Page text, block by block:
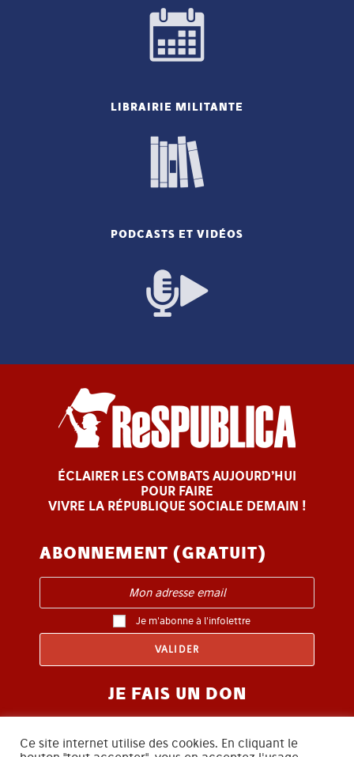
LIBRAIRIE MILITANTE
PODCASTS ET VIDÉOS
ÉCLAIRER LES COMBATS AUJOURD’HUI
POUR FAIRE
VIVRE LA RÉPUBLIQUE SOCIALE DEMAIN !
ABONNEMENT (GRATUIT)
Je m'abonne à l'infolettre
JE FAIS UN DON
Ce site internet utilise des cookies. En cliquant le